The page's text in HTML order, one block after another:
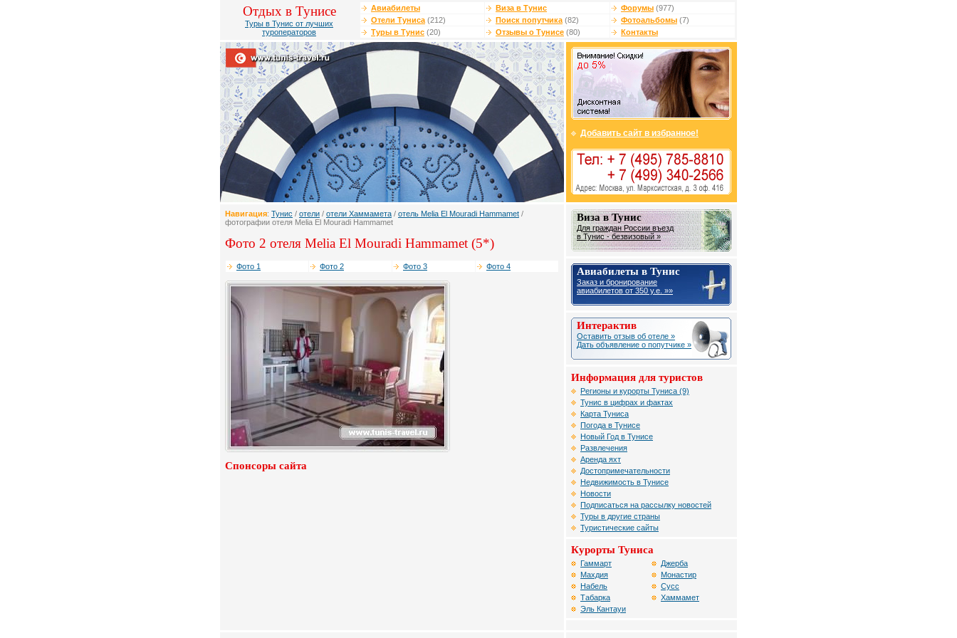
Отдых в Тунисе
Туры в Тунис от лучших
туроператоров
Авиабилеты Виза в Тунис Форумы (977)
Отели Туниса (212) Поиск попутчика (82) Фотоальбомы (7)
Туры в Тунис (20) Отзывы о Тунисе (80) Контакты
Добавить сайт в избранное!
Навигация: Тунис / отели / отели Хаммамета / отель Melia El Mouradi Hammamet /
фотографии отеля Melia El Mouradi Hammamet
Фото 2 отеля Melia El Mouradi Hammamet (5*)
Фото 1 Фото 2 Фото 3 Фото 4
Спонсоры сайта
Виза в Тунис
Для граждан России въезд
в Тунис - безвизовый »
Авиабилеты в Тунис
Заказ и бронирование
авиабилетов от 350 у.е. »»
Интерактив
Оставить отзыв об отеле »
Дать объявление о попутчике »
Информация для туристов
Регионы и курорты Туниса (9)
Тунис в цифрах и фактах
Карта Туниса
Погода в Тунисе
Новый Год в Тунисе
Развлечения
Аренда яхт
Достопримечательности
Недвижимость в Тунисе
Новости
Подписаться на рассылку новостей
Туры в другие страны
Туристические сайты
Курорты Туниса
Гаммарт
Махдия
Набель
Табарка
Эль Кантауи
Джерба
Монастир
Сусc
Хаммамет